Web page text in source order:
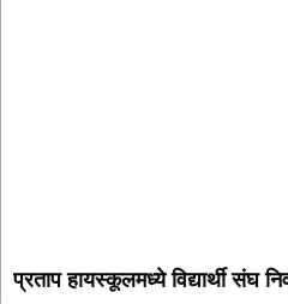
प्रताप हायस्कूलमध्ये विद्यार्थी संघ